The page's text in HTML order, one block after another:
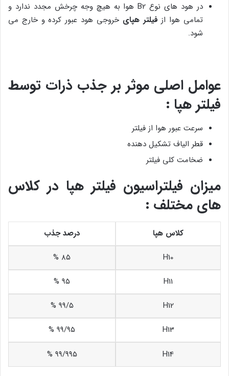
در هود های نوع B2 هوا به هیچ وجه چرخش مجدد ندارد و
تمامی هوا از فیلتر هپای خروجی هود عبور کرده و خارج می
شود.
عوامل اصلی موثر بر جذب ذرات توسط
فیلتر هپا :
سرعت عبور هوا از فیلتر
قطر الیاف تشکیل دهنده
ضخامت کلی فیلتر
میزان فیلتراسیون فیلتر هپا در کلاس
های مختلف :
کلاس هپا
درصد جذب
H10
۸۵ %
H11
۹۵ %
H12
۹۹/۵ %
H13
۹۹/۹۵ %
H14
۹۹/۹۹۵ %